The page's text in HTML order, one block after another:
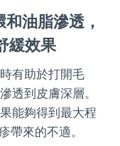
油脂滲透，
緩效果
有助於打開毛
透到皮膚深層。
能夠得到最大程
來的不適。